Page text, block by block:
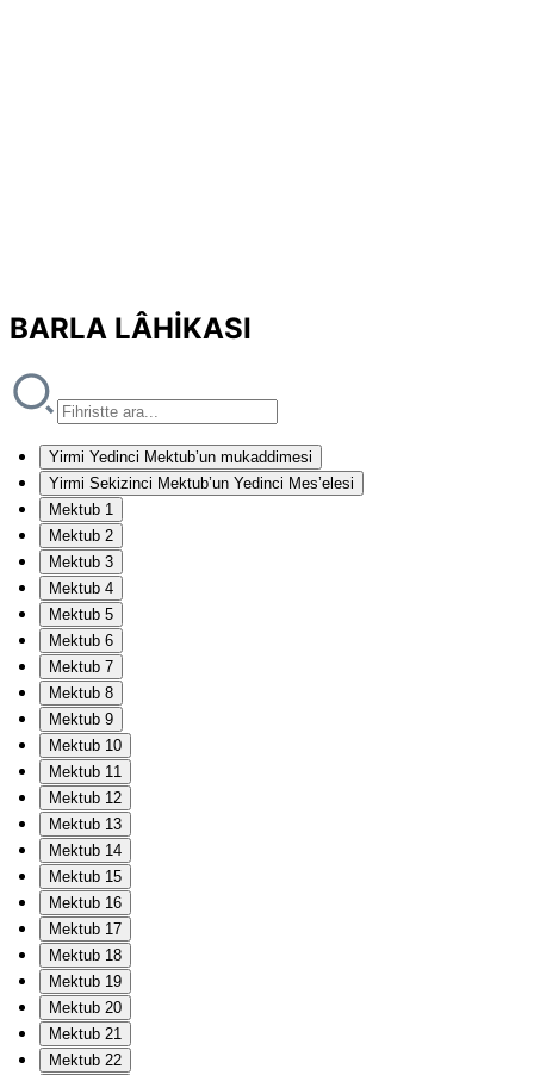
BARLA LÂHİKASI
Yirmi Yedinci Mektub’un mukaddimesi
Yirmi Sekizinci Mektub’un Yedinci Mes’elesi
Mektub 1
Mektub 2
Mektub 3
Mektub 4
Mektub 5
Mektub 6
Mektub 7
Mektub 8
Mektub 9
Mektub 10
Mektub 11
Mektub 12
Mektub 13
Mektub 14
Mektub 15
Mektub 16
Mektub 17
Mektub 18
Mektub 19
Mektub 20
Mektub 21
Mektub 22